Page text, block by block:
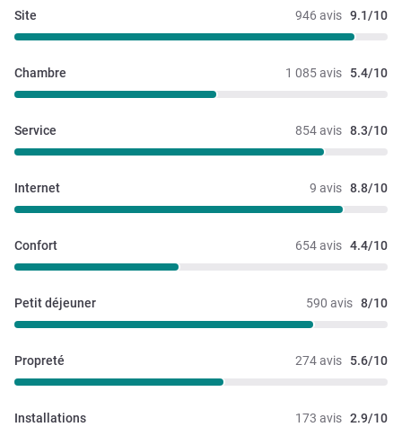
946 avis 9.1/10
Site
1 085 avis 5.4/10
Chambre
854 avis 8.3/10
Service
9 avis 8.8/10
Internet
654 avis 4.4/10
Confort
590 avis 8/10
Petit déjeuner
274 avis 5.6/10
Propreté
173 avis 2.9/10
Installations